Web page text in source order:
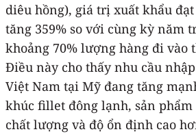
diêu hồng), giá trị xuất khẩu
tăng 359% so với cùng kỳ năm
khoảng 70% lượng hàng đi vào
Điều này cho thấy nhu cầu
Việt Nam tại Mỹ đang tăng
khúc fillet đông lạnh, sản phẩm
chất lượng và độ ổn định cao